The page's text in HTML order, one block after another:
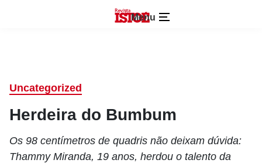
Menu
Uncategorized
Herdeira do Bumbum
Os 98 centímetros de quadris não deixam dúvida:
Thammy Miranda, 19 anos, herdou o talento da